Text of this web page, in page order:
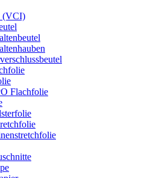
(VCI)
Flachfolie